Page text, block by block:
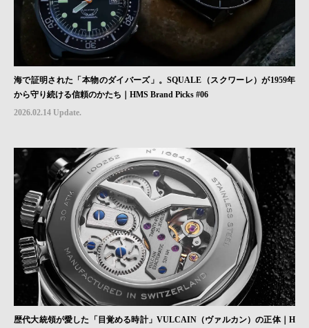
海で証明された「本物のダイバーズ」。SQUALE（スクワーレ）が1959年
から守り続ける信頼のかたち｜HMS Brand Picks #06
2026.02.14 Update.
歴代大統領が愛した「目覚める時計」VULCAIN（ヴァルカン）の正体｜H